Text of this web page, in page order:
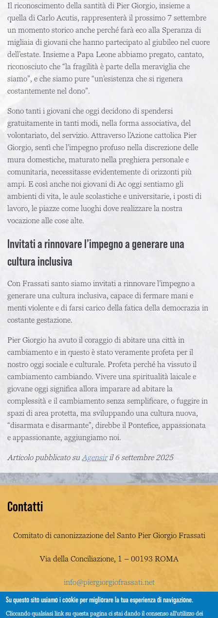
Il riconoscimento della santità di Pier Giorgio, insieme a
quella di Carlo Acutis, rappresenterà il prossimo 7 settembre
un momento storico anche perché farà eco alla Speranza di
migliaia di giovani che hanno partecipato al giubileo nel cuore
dell’estate. Insieme a Papa Leone abbiamo pregato, cantato,
riconosciuto che “la fragilità è parte della meraviglia che
siamo”, e che siamo pure “un’esistenza che si rigenera
costantemente nel dono”.
Sono tanti i giovani che oggi decidono di spendersi
gratuitamente in tanti modi, nella forma associativa, del
volontariato, del servizio. Attraverso l’Azione cattolica Pier
Giorgio, sentì che l’impegno profuso nella discrezione delle
mura domestiche, maturato nella preghiera personale e
comunitaria, necessitasse evidentemente di orizzonti più
ampi. E così anche noi giovani di Ac oggi sentiamo gli
ambienti di vita, le aule scolastiche e universitarie, i posti di
lavoro, le piazze come luoghi dove realizzare la nostra
vocazione alle cose alte.
Invitati a rinnovare l’impegno a generare una
cultura inclusiva
Con Frassati santo siamo invitati a rinnovare l’impegno a
generare una cultura inclusiva, capace di fermare mani e
menti violente e di farsi carico della fatica della democrazia in
costante gestazione.
Pier Giorgio ha avuto il coraggio di abitare una città in
cambiamento e in questo è stato veramente profeta per il
nostro oggi sociale e culturale. Profeta perché ha vissuto il
cambiamento cambiando. Vivere una spiritualità laicale e
giovane oggi significa allora imparare ad abitare la
complessità e il cambiamento senza semplificare, o fuggire in
spazi di area protetta, ma sviluppando una cultura nuova,
“disarmata e disarmante”, direbbe il Pontefice, appassionata
e appassionante, aggiungiamo noi.
Articolo pubblicato su Agensiril 6 settembre 2025
Contatti
Comitato di canonizzazione del Santo Pier Giorgio Frassati
Via della Conciliazione, 1 – 00193 ROMA
info@piergiorgiofrassati.net
Su questo sito usiamo i cookie per migliorare la tua esperienza di navigazione.
Cliccando qualsiasi link su questa pagina ci stai dando il consenso all'utilizzo dei